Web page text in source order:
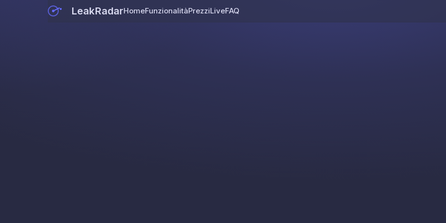
LeakRadarHomeFunzionalitàPrezziLiveFAQ